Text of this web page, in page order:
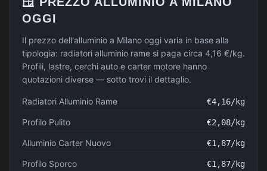
OGGI
Il prezzo dell'alluminio a Milano oggi varia in base alla
tipologia: radiatori alluminio rame si paga circa 4,16 €/kg.
Profili, lastre, cerchi auto e carter motore hanno
quotazioni diverse — sotto trovi il dettaglio.
Radiatori Alluminio Rame €4,16/kg
Profilo Pulito €2,08/kg
Alluminio Carter Nuovo €1,87/kg
Profilo Sporco €1,87/kg